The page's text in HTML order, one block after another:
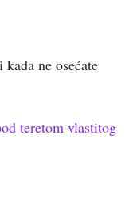
ne osećate
teretom vlastitog